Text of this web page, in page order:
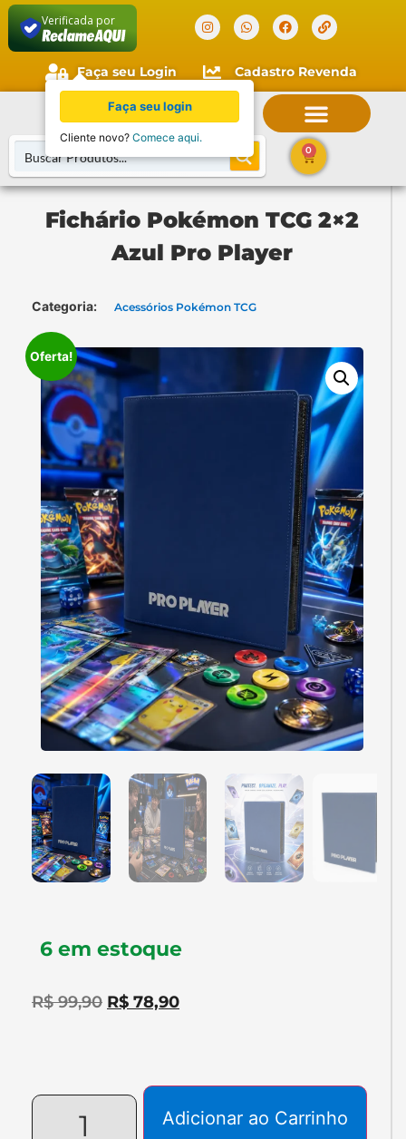
Verificada por
Faça seu Login Cadastro Revenda
0
Fichário Pokémon TCG 2×2
Azul Pro Player
Categoria: Acessórios Pokémon TCG
Oferta!
6 em estoque
R$99,90 R$ 78,90
Adicionar ao Carrinho
Faça seu login
Cliente novo? Comece aqui.